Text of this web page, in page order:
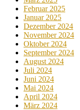
Februar 2025
Januar 2025
Dezember 2024
November 2024
Oktober 2024
September 2024
August 2024
Juli 2024
Juni 2024
Mai 2024
April 2024
März 2024